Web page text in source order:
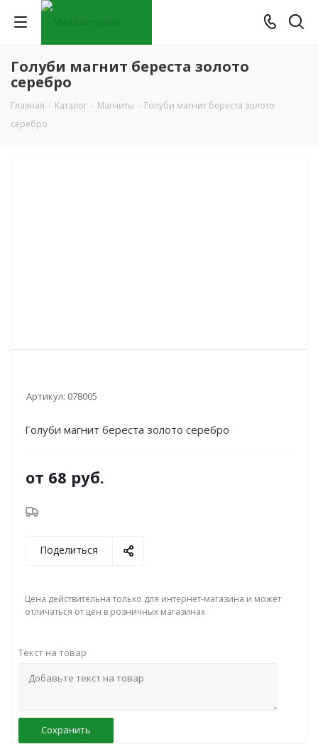
Голуби магнит береста золото
серебро
Главная - Каталог - Магниты - Голуби магнит береста золото
серебро
Артикул: 078005
Голуби магнит береста золото серебро
от 68 руб.
Поделиться
Цена действительна только для интернет-магазина и может
отличаться от цен в розничных магазинах
Текст на товар
Сохранить